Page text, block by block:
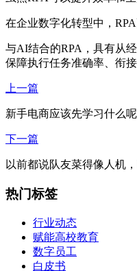
在企业数字化转型中，
与AI结合的RPA，具有从
保障执行任务准确率、衔
上一篇
新手电商应该先学习什么呢
下一篇
以前都说队友菜得像人机
热门标签
行业动态
赋能高校教育
数字员工
白皮书